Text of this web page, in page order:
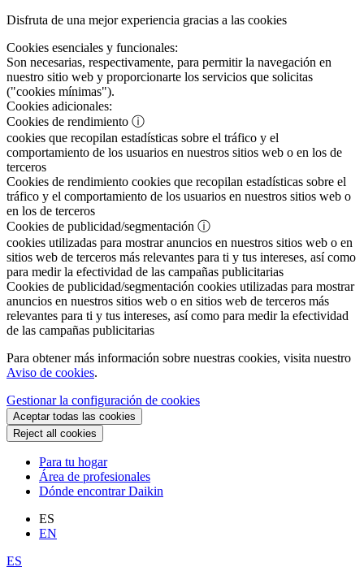
Disfruta de una mejor experiencia gracias a las cookies
Cookies esenciales y funcionales:
Son necesarias, respectivamente, para permitir la navegación en
nuestro sitio web y proporcionarte los servicios que solicitas
("cookies mínimas").
Cookies adicionales:
Cookies de rendimiento ⓘ
cookies que recopilan estadísticas sobre el tráfico y el
comportamiento de los usuarios en nuestros sitios web o en los de
terceros
Cookies de rendimiento cookies que recopilan estadísticas sobre el
tráfico y el comportamiento de los usuarios en nuestros sitios web o
en los de terceros
Cookies de publicidad/segmentación ⓘ
cookies utilizadas para mostrar anuncios en nuestros sitios web o en
sitios web de terceros más relevantes para ti y tus intereses, así como
para medir la efectividad de las campañas publicitarias
Cookies de publicidad/segmentación cookies utilizadas para mostrar
anuncios en nuestros sitios web o en sitios web de terceros más
relevantes para ti y tus intereses, así como para medir la efectividad
de las campañas publicitarias
Para obtener más información sobre nuestras cookies, visita nuestro
Aviso de cookies.
Gestionar la configuración de cookies
Aceptar todas las cookies
Reject all cookies
Para tu hogar
Área de profesionales
Dónde encontrar Daikin
ES
EN
ES